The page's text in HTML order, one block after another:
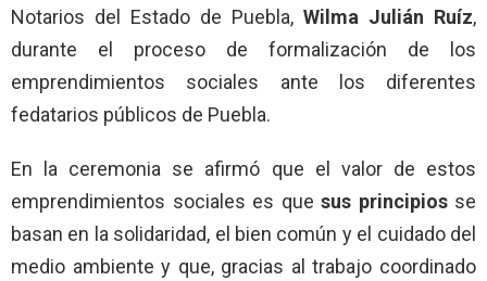
Notarios del Estado de Puebla, Wilma Julián Ruíz,
durante el proceso de formalización de los
emprendimientos sociales ante los diferentes
fedatarios públicos de Puebla.
En la ceremonia se afirmó que el valor de estos
emprendimientos sociales es que sus principiosse
basan en la solidaridad, el bien común y el cuidado del
medio ambiente y que, gracias al trabajo coordinado